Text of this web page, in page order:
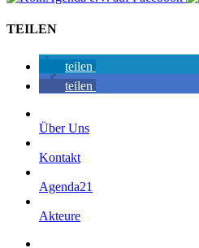
TEILEN
teilen
teilen
Über Uns
Kontakt
Agenda21
Akteure